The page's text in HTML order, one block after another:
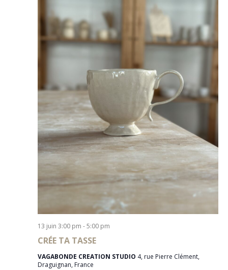
CRÉE TA TASSE
13 juin 3:00 pm -5:00 pm
VAGABONDE CREATION STUDIO 4, rue Pierre Clément,
Draguignan, France